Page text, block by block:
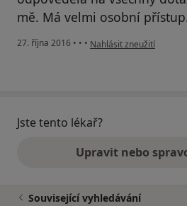
mě. Má velmi osobní
27. října 2016 • • • podle názoru uživatele
Nahlásit zneužití
Jste tento lékař?
Upravit nebo
Související vyhledávání